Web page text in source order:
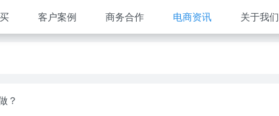
客户案例 商务合作 电商资讯 关于我们
？